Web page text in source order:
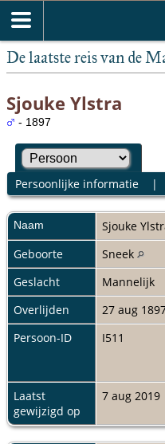
De laatste reis van de
Sjouke Ylstra
- 1897
Persoonlijke informatie|
Naam Sjouke
Geboorte
Sneek
Geslacht
Mannelijk
Overlijden
27 aug
Persoon-ID
I511
Laatst
gewijzigd op
7 aug 2019